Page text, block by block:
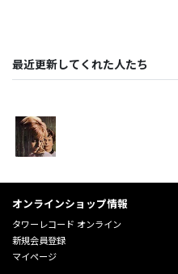
最近更新してくれた人たち
オンラインショップ情報
タワーレコード オンライン
新規会員登録
マイページ